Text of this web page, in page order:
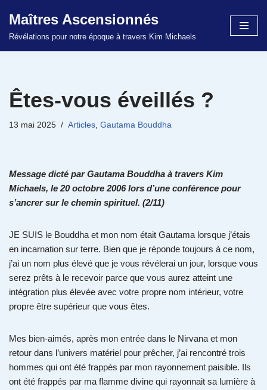
Aller
Maîtres Ascensionnés
Révélations pour notre époque à travers Kim Michaels
Êtes-vous éveillés ?
13 mai 2025 Articles, Gautama Bouddha
Message dicté par Gautama Bouddha à travers Kim
Michaels, le 20 octobre 2006 lors d’une conférence pour
s’ancrer sur le chemin spirituel. (2/11)
JE SUIS le Bouddha et mon nom était Gautama lorsque j’étais
en incarnation sur terre. Bien que je réponde toujours à ce nom,
j’ai un nom plus élevé que je vous révélerai un jour, lorsque vous
serez prêts à le recevoir parce que vous aurez atteint une
intégration plus élevée avec votre propre nom intérieur, votre
propre être supérieur que vous êtes.
Mes bien-aimés, après mon entrée dans le Nirvana et mon
retour dans l’univers matériel pour prêcher, j’ai rencontré trois
hommes qui ont été frappés par mon rayonnement paisible. Ils
ont été frappés par ma flamme divine qui rayonnait sa lumière à